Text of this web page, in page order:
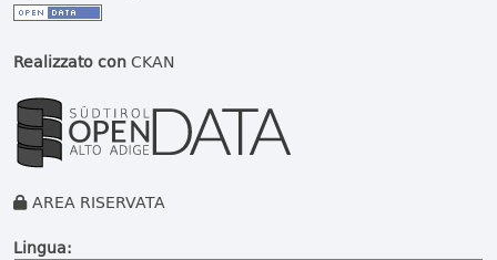
Realizzato conCKAN
AREA RISERVATA
Lingua